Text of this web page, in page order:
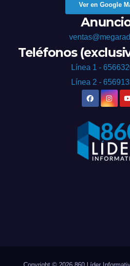
Ver en Google
Teléfonos
Línea 1 -
Línea 2 -